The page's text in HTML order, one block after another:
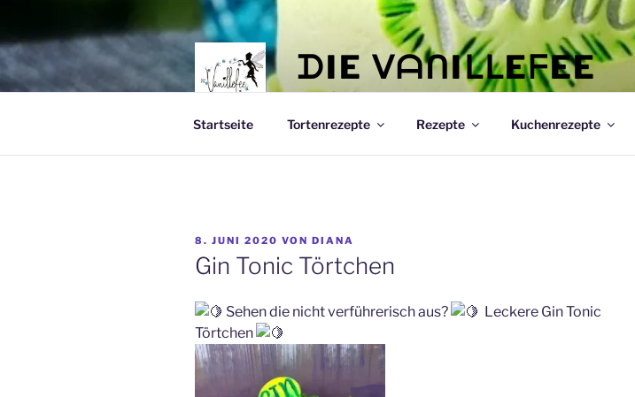
springen
ᗪIE ᐯᗩᑎIᒪᒪEᖴEE
☆ ℂ𝕒𝕜𝕖 𝕚𝕥 𝕖𝕒𝕤𝕪! ☆
Startseite Tortenrezepte Rezepte Kuchenrezepte
VERÖFFENTLICHT
AM
8. JUNI 2020 VON DIANA
Gin Tonic Törtchen
Sehen die nicht verführerisch aus?
Leckere Gin Tonic
Törtchen